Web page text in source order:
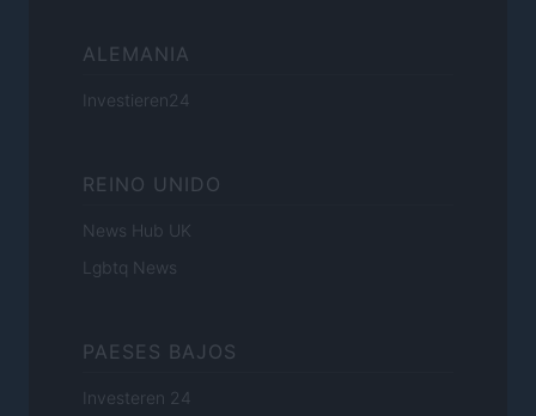
ALEMANIA
Investieren24
REINO UNIDO
News Hub UK
Lgbtq News
PAESES BAJOS
Investeren 24